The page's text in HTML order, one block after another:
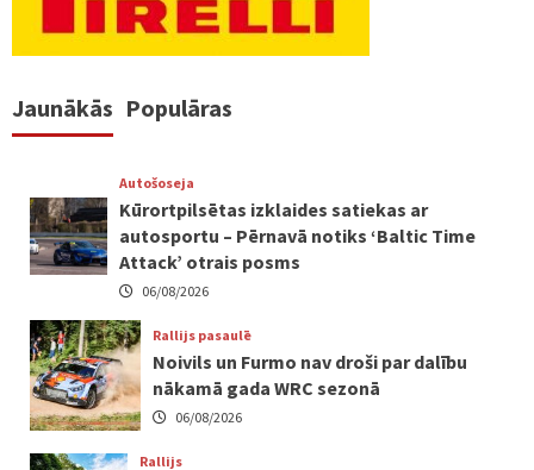
Jaunākās Populāras
Autošoseja
Kūrortpilsētas izklaides satiekas ar
autosportu – Pērnavā notiks ‘Baltic Time
Attack’ otrais posms
06/08/2026
Rallijs pasaulē
Noivils un Furmo nav droši par dalību
nākamā gada WRC sezonā
06/08/2026
Rallijs